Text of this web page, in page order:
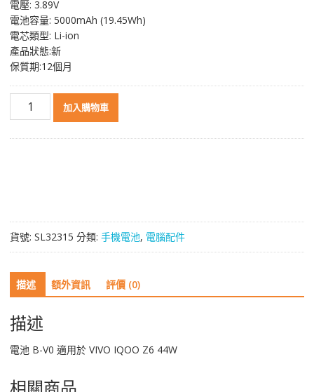
電壓: 3.89V
電池容量: 5000mAh (19.45Wh)
電芯類型: Li-ion
產品狀態:新
保質期:12個月
IQOO
Z6
數
量
加入購物車
貨號: SL32315 分類: 手機電池, 電腦配件
描述 額外資訊 評價 (0)
描述
電池 B-V0 適用於 VIVO IQOO Z6 44W
相關商品